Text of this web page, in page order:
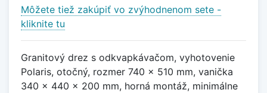
Môžete tiež zakúpiť vo zvýhodnenom sete -
kliknite tu
Granitový drez s odkvapkávačom, vyhotovenie
Polaris, otočný, rozmer 740 x 510 mm, vanička
340 x 440 x 200 mm, horná montáž, minimálne